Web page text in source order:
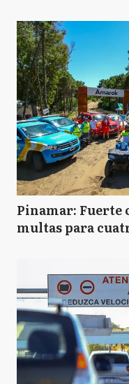
P
R
TL
Pinamar: Fuerte
multas para